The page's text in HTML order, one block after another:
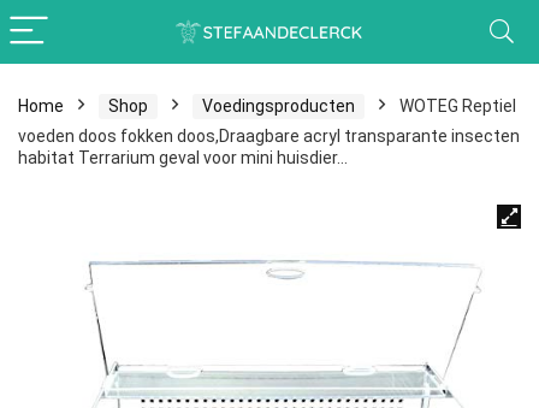
Home Shop Voedingsproducten
WOTEG Reptiel
voeden doos fokken doos,Draagbare acryl transparante insecten
habitat Terrarium geval voor mini huisdier…